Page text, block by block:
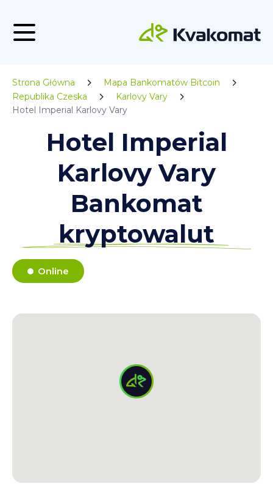
Strona Główna
Mapa Bankomatów Bitcoin
Republika Czeska
Karlovy Vary
Hotel Imperial Karlovy Vary
Hotel Imperial
Karlovy Vary
Bankomat
kryptowalut
Online